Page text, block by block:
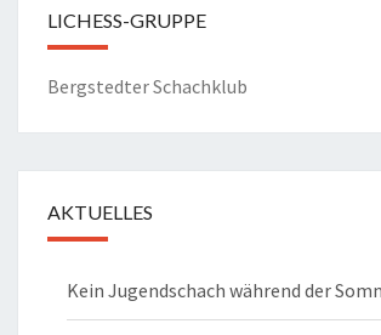
LICHESS-GRUPPE
Bergstedter Schachklub
AKTUELLES
Kein Jugendschach während der